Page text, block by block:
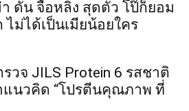
ดัน จื้อหลิง สุดตัว โป๊ก็ยอม
ไม่ได้เป็นเมียน้อยใคร
วจ JILS Protein 6 รสชาติ
แนวคิด “โปรตีนคุณภาพ ที่